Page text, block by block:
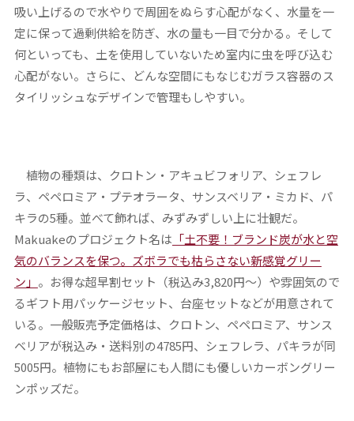
吸い上げるので水やりで周囲をぬらす心配がなく、水量を一
定に保って過剰供給を防ぎ、水の量も一目で分かる。そして
何といっても、土を使用していないため室内に虫を呼び込む
心配がない。さらに、どんな空間にもなじむガラス容器のス
タイリッシュなデザインで管理もしやすい。
植物の種類は、クロトン・アキュビフォリア、シェフレ
ラ、ペペロミア・プテオラータ、サンスベリア・ミカド、パ
キラの5種。並べて飾れば、みずみずしい上に壮観だ。
Makuakeのプロジェクト名は 「土不要！ブランド炭が水と空
気のバランスを保つ。ズボラでも枯らさない新感覚グリー
ン」 。お得な超早割セット（税込み3,820円～）や雰囲気ので
るギフト用パッケージセット、台座セットなどが用意されて
いる。一般販売予定価格は、クロトン、ペペロミア、サンス
ベリアが税込み・送料別の4785円、シェフレラ、パキラが同
5005円。植物にもお部屋にも人間にも優しいカーボングリー
ンポッズだ。